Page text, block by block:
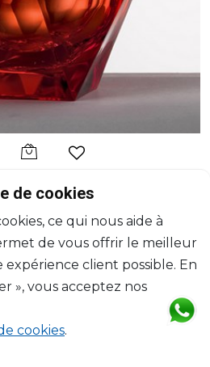
LUCA GIUSTI
à glace rouge
17.4cm, D: 9.5cm
$112
de cookies
ce qui nous aide à
de vous offrir le meilleur
client possible. En
», vous acceptez nos
cookies.